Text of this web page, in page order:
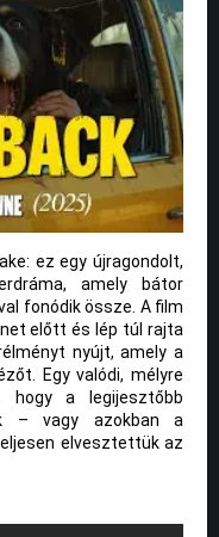
ez egy újragondolt,
amely bátor
fonódik össze. A film
előtt és lép túl rajta
nyújt, amely a
Egy valódi, mélyre
hogy a legijesztőbb
– vagy azokban a
elvesztettük az